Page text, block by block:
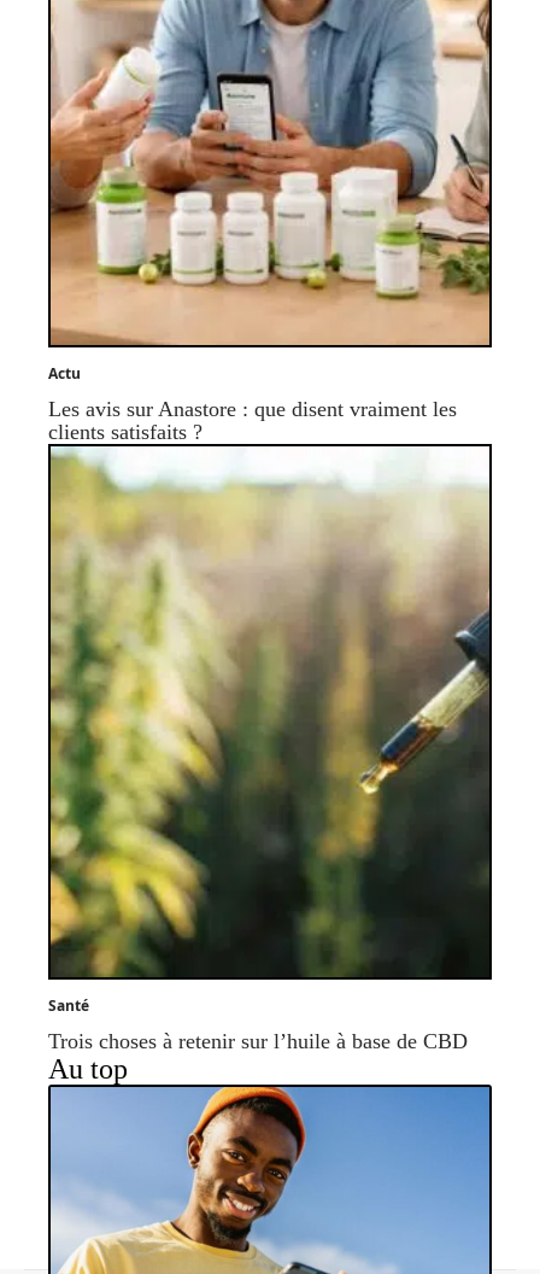
Actu
Les avis sur Anastore : que disent vraiment les
clients satisfaits ?
Santé
Trois choses à retenir sur l’huile à base de CBD
Au top